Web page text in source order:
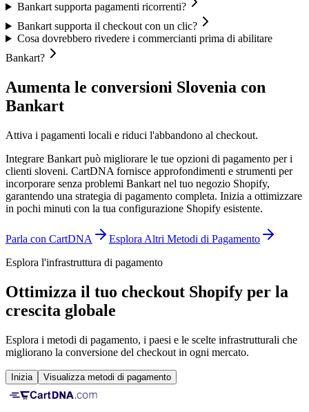
Bankart supporta pagamenti ricorrenti?
Bankart supporta il checkout con un clic?
Cosa dovrebbero rivedere i commercianti prima di abilitare
Bankart?
Aumenta le conversioni Slovenia con
Bankart
Attiva i pagamenti locali e riduci l'abbandono al checkout.
Integrare Bankart può migliorare le tue opzioni di pagamento per i
clienti sloveni. CartDNA fornisce approfondimenti e strumenti per
incorporare senza problemi Bankart nel tuo negozio Shopify,
garantendo una strategia di pagamento completa. Inizia a ottimizzare
in pochi minuti con la tua configurazione Shopify esistente.
Parla con CartDNA
Esplora Altri Metodi di Pagamento
Esplora l'infrastruttura di pagamento
Ottimizza il tuo checkout Shopify per la
crescita globale
Esplora i metodi di pagamento, i paesi e le scelte infrastrutturali che
migliorano la conversione del checkout in ogni mercato.
Inizia Visualizza metodi di pagamento